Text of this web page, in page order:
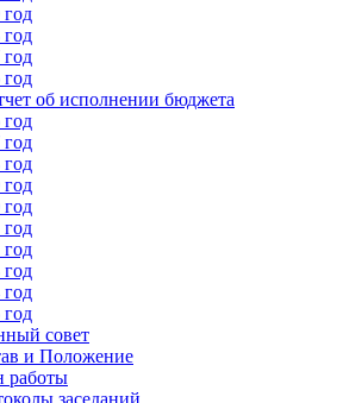
год
год
год
год
об исполнении бюджета
год
год
год
год
год
год
год
год
год
год
совет
и Положение
работы
заседаний